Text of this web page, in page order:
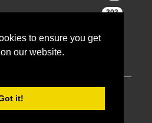
to ensure you get
our website.
it!
303